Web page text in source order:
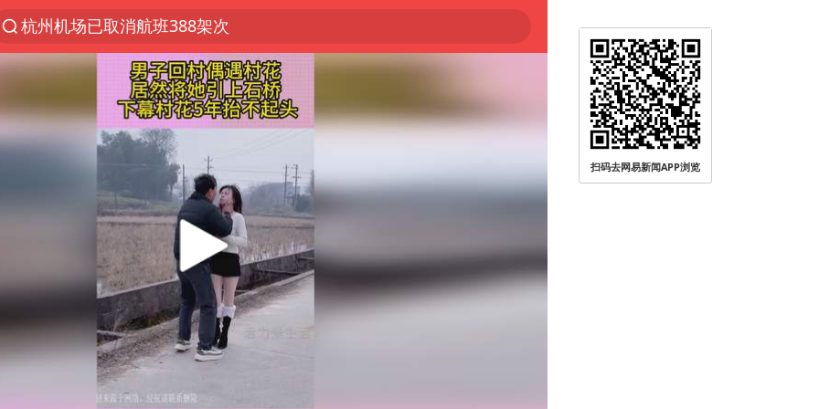
杭州机场已取消航班388架次
《披荆斩棘2026》阵容官宣
白海豚北上或致京津冀暴雨
中国第1高楼阻尼器摆动明显
上海有出现龙卷潜势
国足U17与阿森纳决赛取消 并列冠军
2025年小学教师减少13.19万
王艺迪2-4不敌张本美和止步4强
上门女婿出轨女邻居多年被判重婚罪
上海大部迎大暴雨
女子发现前夫婚内与第三者育子
扫码去网易新闻APP浏览